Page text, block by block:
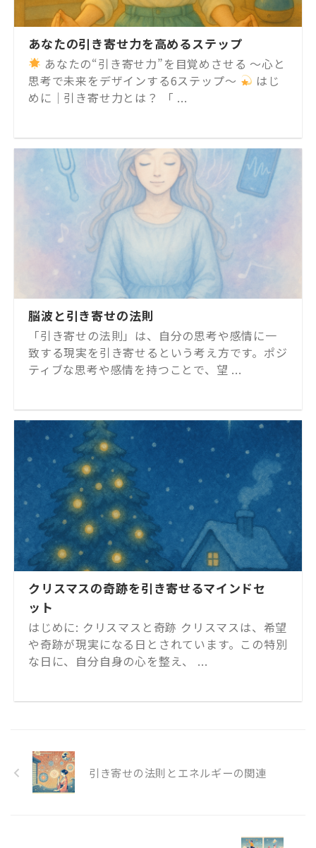
あなたの引き寄せ力を高めるステップ
あなたの“引き寄せ力”を目覚めさせる 〜心と
思考で未来をデザインする6ステップ〜
はじ
めに｜引き寄せ力とは？ 「 ...
脳波と引き寄せの法則
「引き寄せの法則」は、自分の思考や感情に一
致する現実を引き寄せるという考え方です。ポジ
ティブな思考や感情を持つことで、望 ...
クリスマスの奇跡を引き寄せるマインドセ
ット
はじめに: クリスマスと奇跡 クリスマスは、希望
や奇跡が現実になる日とされています。この特別
な日に、自分自身の心を整え、 ...
引き寄せの法則とエネルギーの関連